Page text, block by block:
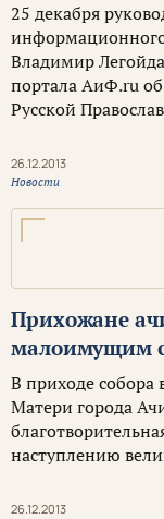
25 декабря
информационного
Владимир
портала АиФ.ru об
Русской
26.12.2013
Новости
Прихожане
малоимущим
В приходе собора
Матери города
наступлению
26.12.2013